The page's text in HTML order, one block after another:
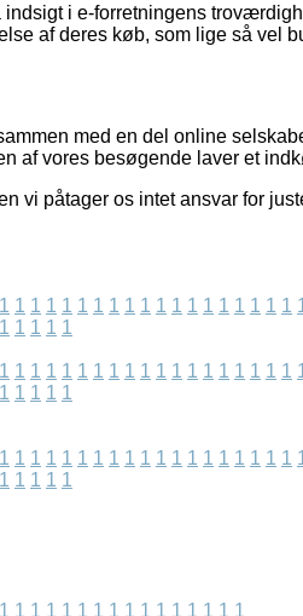
i e-forretningens
af deres køb, som lige så vel
med en del online
af vores besøgende laver et
vi påtager os intet ansvar for
1 1 1 1 1 1 1 1 1 1 1 1 1 1 1 1 1 1 1
1 1 1 1 1
1 1 1 1 1 1 1 1 1 1 1 1 1 1 1 1 1 1 1
1 1 1 1 1
1 1 1 1 1 1 1 1 1 1 1 1 1 1 1 1 1 1 1
1 1 1 1 1
1 1 1 1 1 1 1 1 1 1 1 1 1 1 1 1